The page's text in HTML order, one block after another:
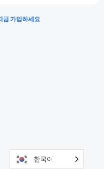
금 가입하세요
한국어